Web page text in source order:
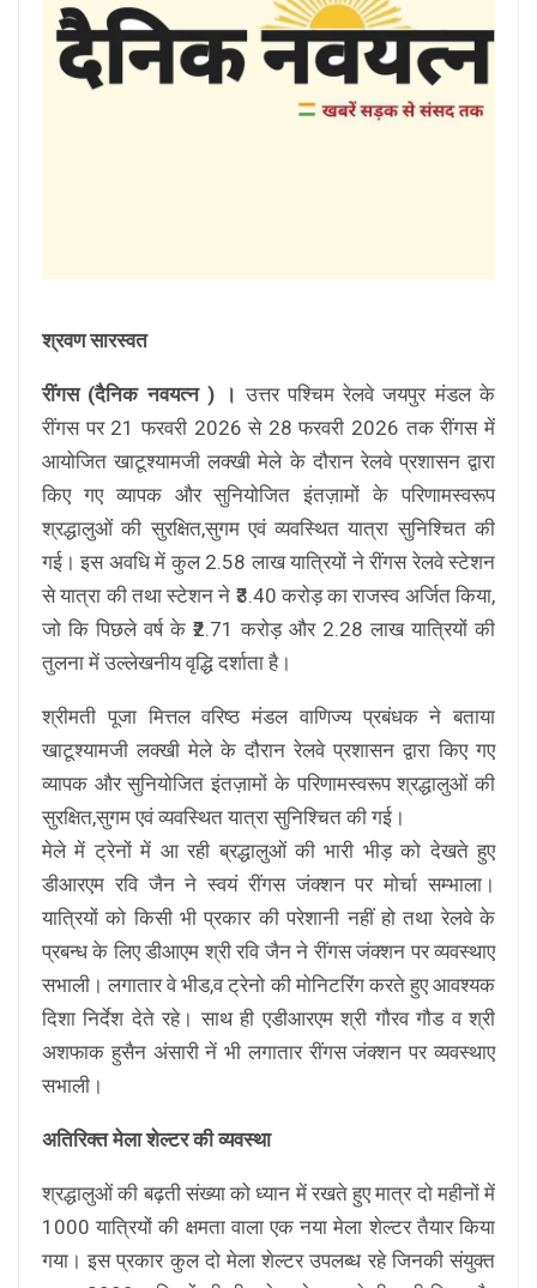
श्रवण सारस्वत
रींगस (दैनिक नवयत्न ) । उत्तर पश्चिम रेलवे जयपुर मंडल के
रींगस पर 21 फरवरी 2026 से 28 फरवरी 2026 तक रींगस में
आयोजित खाटूश्यामजी लक्खी मेले के दौरान रेलवे प्रशासन द्वारा
किए गए व्यापक और सुनियोजित इंतज़ामों के परिणामस्वरूप
श्रद्धालुओं की सुरक्षित,सुगम एवं व्यवस्थित यात्रा सुनिश्चित की
गई। इस अवधि में कुल 2.58 लाख यात्रियों ने रींगस रेलवे स्टेशन
से यात्रा की तथा स्टेशन ने ₹3.40 करोड़ का राजस्व अर्जित किया,
जो कि पिछले वर्ष के ₹2.71 करोड़ और 2.28 लाख यात्रियों की
तुलना में उल्लेखनीय वृद्धि दर्शाता है।
श्रीमती पूजा मित्तल वरिष्ठ मंडल वाणिज्य प्रबंधक ने बताया
खाटूश्यामजी लक्खी मेले के दौरान रेलवे प्रशासन द्वारा किए गए
व्यापक और सुनियोजित इंतज़ामों के परिणामस्वरूप श्रद्धालुओं की
सुरक्षित,सुगम एवं व्यवस्थित यात्रा सुनिश्चित की गई।
मेले में ट्रेनों में आ रही ब्रद्धालुओं की भारी भीड़ को देखते हुए
डीआरएम रवि जैन ने स्वयं रींगस जंक्शन पर मोर्चा सम्भाला।
यात्रियों को किसी भी प्रकार की परेशानी नहीं हो तथा रेलवे के
प्रबन्ध के लिए डीआएम श्री रवि जैन ने रींगस जंक्शन पर व्यवस्थाए
सभाली। लगातार वे भीड,व ट्रेनो की मोनिटरिंग करते हुए आवश्यक
दिशा निर्देश देते रहे। साथ ही एडीआरएम श्री गौरव गौड व श्री
अशफाक हुसैन अंसारी नें भी लगातार रींगस जंक्शन पर व्यवस्थाए
सभाली।
अतिरिक्त मेला शेल्टर की व्यवस्था
श्रद्धालुओं की बढ़ती संख्या को ध्यान में रखते हुए मात्र दो महीनों में
1000 यात्रियों की क्षमता वाला एक नया मेला शेल्टर तैयार किया
गया। इस प्रकार कुल दो मेला शेल्टर उपलब्ध रहे जिनकी संयुक्त